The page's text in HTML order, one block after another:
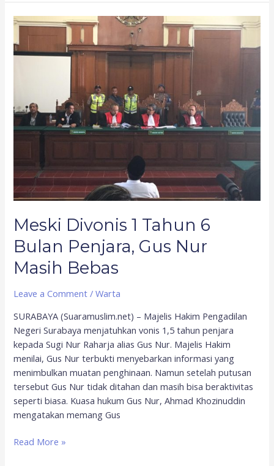
Meski Divonis 1 Tahun 6
Bulan Penjara, Gus Nur
Masih Bebas
Leave a Comment /Warta
SURABAYA (Suaramuslim.net) – Majelis Hakim Pengadilan
Negeri Surabaya menjatuhkan vonis 1,5 tahun penjara
kepada Sugi Nur Raharja alias Gus Nur. Majelis Hakim
menilai, Gus Nur terbukti menyebarkan informasi yang
menimbulkan muatan penghinaan. Namun setelah putusan
tersebut Gus Nur tidak ditahan dan masih bisa beraktivitas
seperti biasa. Kuasa hukum Gus Nur, Ahmad Khozinuddin
mengatakan memang Gus
Meski
Divonis
1
Penjara,
Gus
Nur
Read More »